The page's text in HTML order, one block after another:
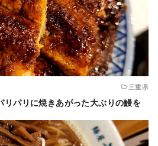
三重県
パリに焼きあがった大ぶりの鰻を